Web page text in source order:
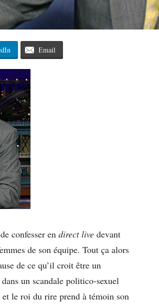
Email
confesser en direct live devant
de son équipe. Tout ça alors
de ce qu’il croit être un
un scandale politico-sexuel
le roi du rire prend à témoin son